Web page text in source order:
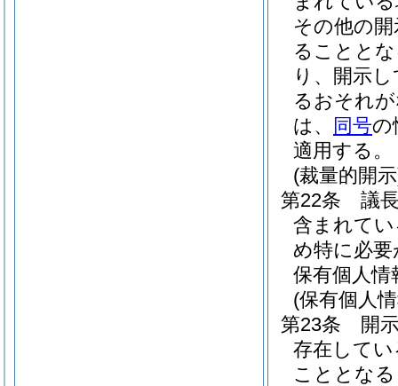
その他の
ることと
り、開示
るおそれ
は、
同号の
適用する。
(裁量的開
第22条
議
含まれて
め特に必
保有個人
(保有個人
第23条
開
存在して
こととな